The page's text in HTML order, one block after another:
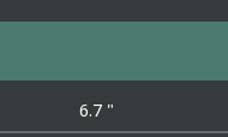
6.7 "